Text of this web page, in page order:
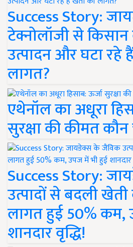
Success Story:
टेक्नोलॉजी से
उत्पादन और घटा रहे
लागत?
एथेनॉल का अधूरा
सुरक्षा की कीमत
Success Story:
उत्पादों से बदली खेती
लागत हुई 50% कम,
शानदार वृद्धि!